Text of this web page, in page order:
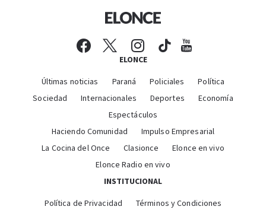
ELONCE
Últimas noticias Paraná Policiales
Política
Sociedad
Internacionales Deportes
Economía
Espectáculos
Haciendo Comunidad
Impulso Empresarial
La Cocina del Once
Clasionce
Elonce en vivo
Elonce Radio en vivo
INSTITUCIONAL
Política de Privacidad
Términos y Condiciones